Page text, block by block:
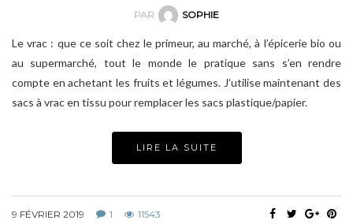
PAR SOPHIE
Le vrac : que ce soit chez le primeur, au marché, à l’épicerie bio ou
au supermarché, tout le monde le pratique sans s’en rendre
compte en achetant les fruits et légumes. J’utilise maintenant des
sacs à vrac en tissu pour remplacer les sacs plastique/papier.
LIRE LA SUITE
9 FÉVRIER 2019 1 11543